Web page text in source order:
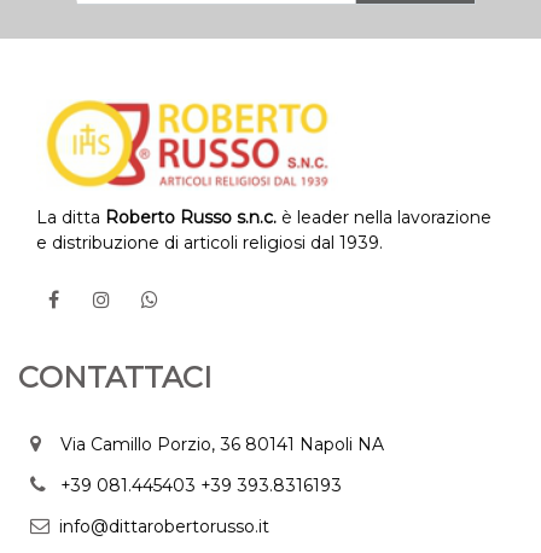
La ditta Roberto Russo s.n.c. è leader nella lavorazione
e distribuzione di articoli religiosi dal 1939.
CONTATTACI
Via Camillo Porzio, 36 80141 Napoli NA
+39 081.445403 +39 393.8316193
info@dittarobertorusso.it